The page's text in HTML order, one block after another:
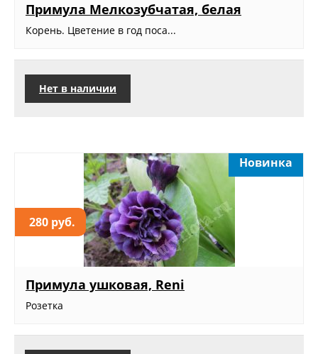
Примула Мелкозубчатая, белая
Корень. Цветение в год поса...
Нет в наличии
280 руб.
Новинка
Примула ушковая, Reni
Розетка